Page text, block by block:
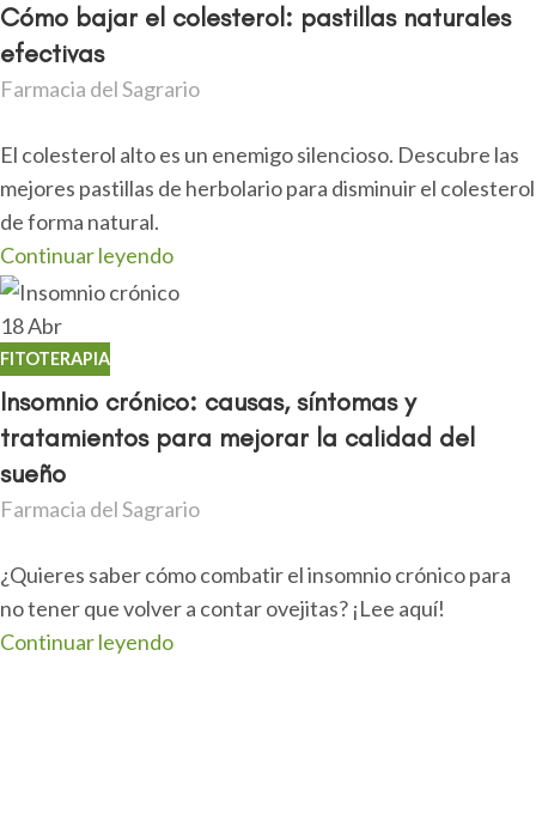
Cómo bajar el colesterol: pastillas naturales
efectivas
Farmacia del Sagrario
El colesterol alto es un enemigo silencioso. Descubre las
mejores pastillas de herbolario para disminuir el colesterol
de forma natural.
Continuar leyendo
18Abr
FITOTERAPIA
Insomnio crónico: causas, síntomas y
tratamientos para mejorar la calidad del
sueño
Farmacia del Sagrario
¿Quieres saber cómo combatir el insomnio crónico para
no tener que volver a contar ovejitas? ¡Lee aquí!
Continuar leyendo